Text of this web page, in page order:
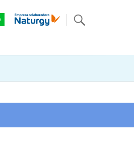
. Acompañamos al cliente
y reparación, hasta la